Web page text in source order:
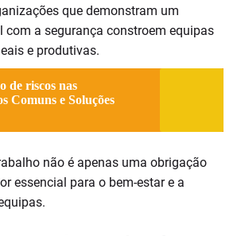
que demonstram um
com a segurança constroem equipas
e produtivas.
de riscos nas
Comuns e Soluções
não é apenas uma obrigação
essencial para o bem-estar e a